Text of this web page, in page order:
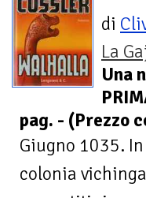
di
La
Una
pag. - (Prezzo
Giugno 1035.
colonia